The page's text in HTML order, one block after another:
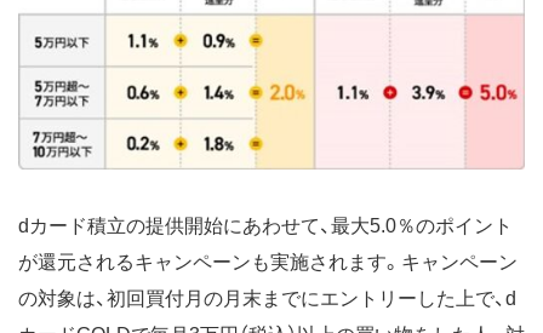
dカード積立の提供開始にあわせて、最大5.0％のポイント
が還元されるキャンペーンも実施されます。キャンペーン
の対象は、初回買付月の月末までにエントリーした上で、d